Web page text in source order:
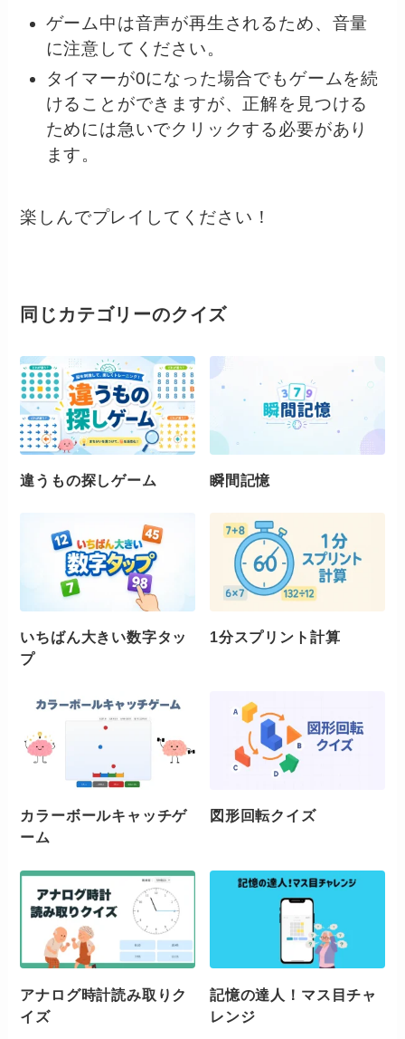
ゲーム中は音声が再生されるため、音量
に注意してください。
タイマーが0になった場合でもゲームを続
けることができますが、正解を見つける
ためには急いでクリックする必要があり
ます。
楽しんでプレイしてください！
同じカテゴリーのクイズ
違うもの探しゲーム 瞬間記憶
いちばん大きい数字タッ
プ
1分スプリント計算
カラーボールキャッチゲ
ーム
図形回転クイズ
アナログ時計読み取りク
イズ
記憶の達人！マス目チャ
レンジ